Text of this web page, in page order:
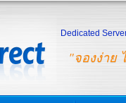
"จองง่าย
Dedicated